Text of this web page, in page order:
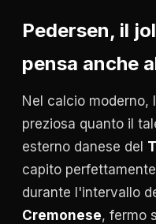
Pedersen, il
pensa anche
Nel calcio moderno,
preziosa quanto il
esterno danese del
capito
durante l'intervallo
Cremonese, fermo